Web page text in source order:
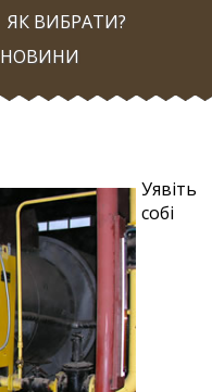
ЯК ВИБРАТИ?
НОВИНИ
Уявіть
собі